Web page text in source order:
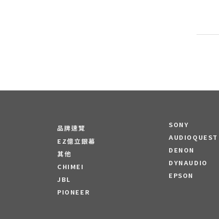
品牌速覽
EZ億立銀幕
其他
CHIMEI
JBL
PIONEER
SONY
AUDIOQUEST
DENON
DYNAUDIO
EPSON